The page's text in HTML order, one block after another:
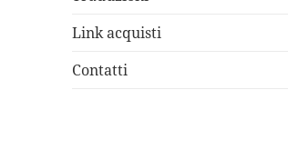
Link acquisti
Contatti